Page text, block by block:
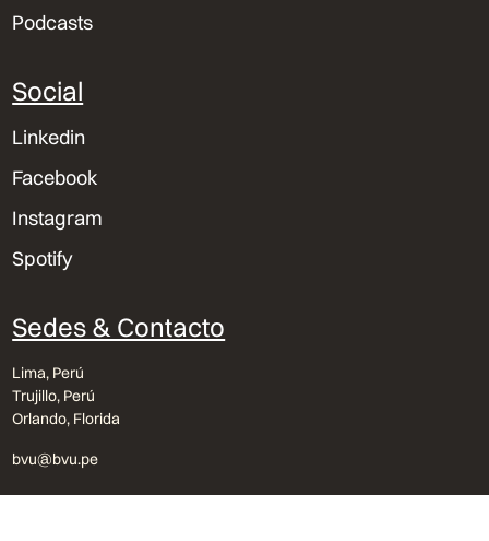
Podcasts
Social
Linkedin
Facebook
Instagram
Spotify
Sedes & Contacto
Lima, Perú
Trujillo, Perú
Orlando, Florida
bvu@bvu.pe